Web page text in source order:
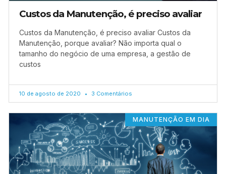
Custos da Manutenção, é preciso avaliar
Custos da Manutenção, é preciso avaliar Custos da
Manutenção, porque avaliar? Não importa qual o
tamanho do negócio de uma empresa, a gestão de
custos
10 de agosto de 2020 3 Comentários
MANUTENÇÃO EM DIA